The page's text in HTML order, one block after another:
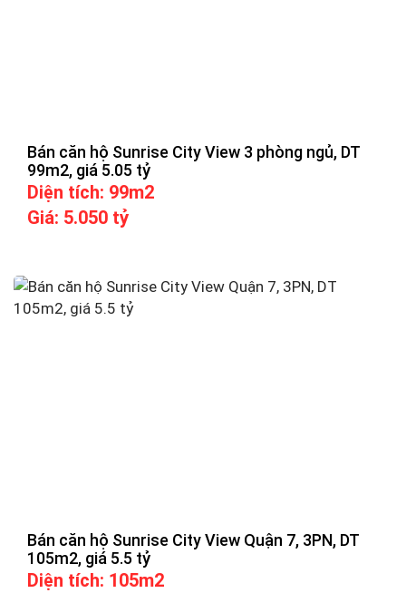
Bán căn hộ Sunrise City View 3 phòng ngủ, DT
99m2, giá 5.05 tỷ
Diện tích: 99m2
Giá: 5.050 tỷ
Bán căn hộ Sunrise City View Quận 7, 3PN, DT
105m2, giá 5.5 tỷ
Diện tích: 105m2